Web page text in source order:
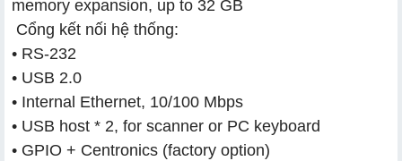
memory expansion, up to 32 GB
Cổng kết nối hệ thống:
• RS-232
• USB 2.0
• Internal Ethernet, 10/100 Mbps
• USB host * 2, for scanner or PC keyboard
• GPIO + Centronics (factory option)